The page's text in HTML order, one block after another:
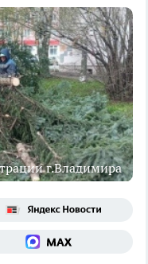
г.Владимира